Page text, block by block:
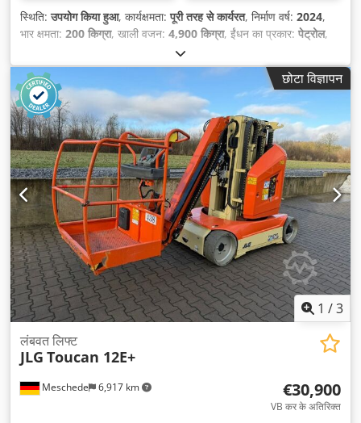
स्थिति:उपयोग किया हुआ, कार्यक्षमता:पूरी तरह से कार्यरत, निर्माण वर्ष: 2024,
भार क्षमता: 200 किग्रा, खाली वजन: 4,900 किग्रा, ईंधन का प्रकार: पेट्रोल,
, ड्राइव प्रकार:Benzin
निर्माण चौड़ाई:1,990 मिमी, कार्य ऊँचाई:12,000 मिमी,
छोटा विज्ञापन
1 /3
Meschede 6,917 km
लंबवत लिफ्ट
JLG Toucan 12E+
€30,900
VB कर के अतिरिक्त